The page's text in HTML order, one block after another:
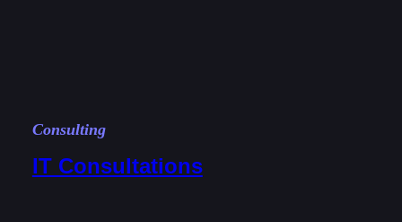
Consulting
IT Consultations